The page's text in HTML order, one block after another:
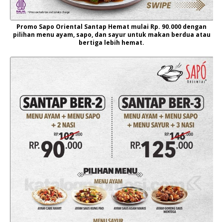
Promo Sapo Oriental Santap Hemat mulai Rp. 90.000 dengan
pilihan menu ayam, sapo, dan sayur untuk makan berdua atau
bertiga lebih hemat.